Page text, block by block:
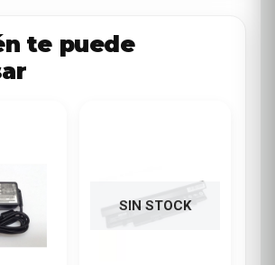
te puede
SIN STOCK